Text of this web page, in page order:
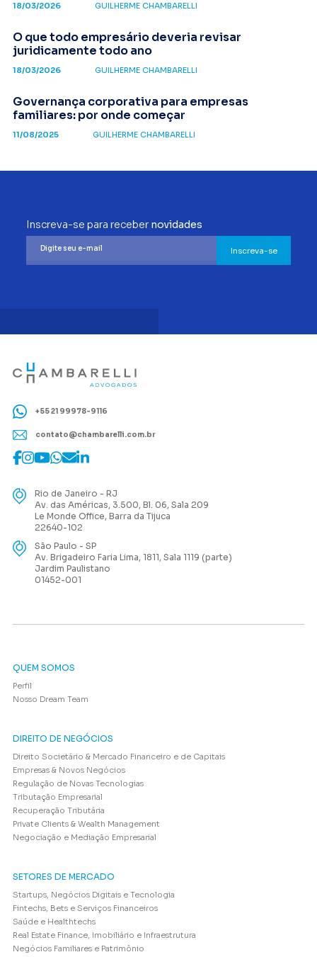
18/03/2026 GUILHERME CHAMBARELLI
O que todo empresário deveria revisar
juridicamente todo ano
18/03/2026 GUILHERME CHAMBARELLI
Governança corporativa para empresas
familiares: por onde começar
11/08/2025 GUILHERME CHAMBARELLI
Inscreva-se para receber novidades
Inscreva-se
+55 21 99978-9116
contato@chambarelli.com.br
Rio de Janeiro - RJ
Av. das Américas, 3.500, Bl. 06, Sala 209
Le Monde Office, Barra da Tijuca
22640-102
São Paulo - SP
Av. Brigadeiro Faria Lima, 1811, Sala 1119 (parte)
Jardim Paulistano
01452-001
QUEM SOMOS
Perfil
Nosso Dream Team
DIREITO DE NEGÓCIOS
Direito Societário & Mercado Financeiro e de Capitais
Empresas & Novos Negócios
Regulação de Novas Tecnologias
Tributação Empresarial
Recuperação Tributária
Private Clients & Wealth Management
Negociação e Mediação Empresarial
SETORES DE MERCADO
Startups, Negócios Digitais e Tecnologia
Fintechs, Bets e Serviços Financeiros
Saúde e Healthtechs
Real Estate Finance, Imobiliário e Infraestrutura
Negócios Familiares e Patrimônio